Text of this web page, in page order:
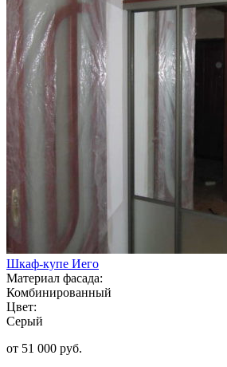
Шкаф-купе Иего
Материал фасада:
Комбинированный
Цвет:
Серый
от 51 000 руб.